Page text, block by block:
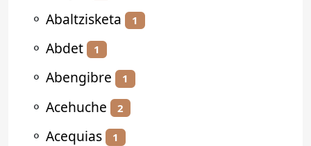
⚬ Abaltzisketa 1
⚬ Abdet 1
⚬ Abengibre 1
⚬ Acehuche 2
⚬ Acequias 1